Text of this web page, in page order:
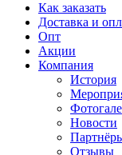
Как заказать
Доставка и
Опт
Акции
Компания
История
Новости
Отзывы